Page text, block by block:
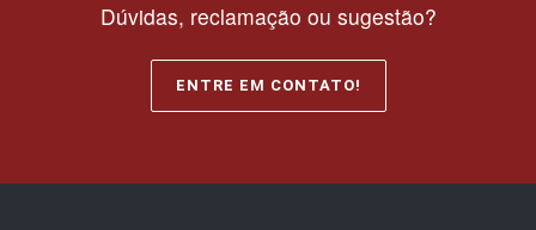
Dúvidas, reclamação ou sugestão?
ENTRE EM CONTATO!